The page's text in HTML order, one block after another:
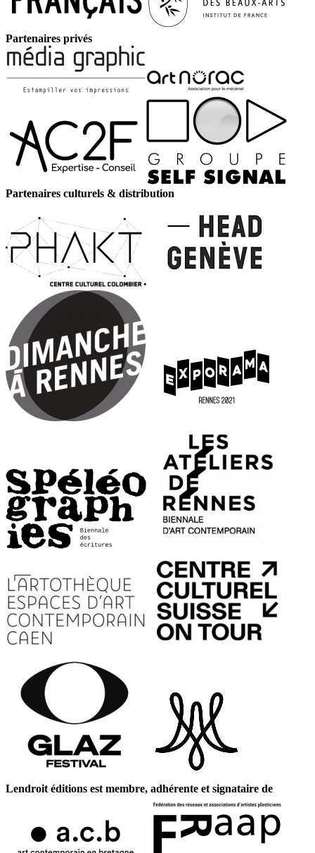
Partenaires privés
Partenaires culturels & distribution
Lendroit éditions est membre, adhérente et signataire de